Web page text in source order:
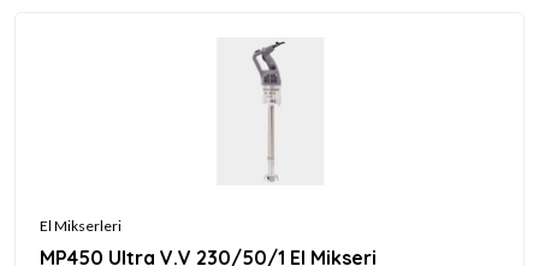
El Mikserleri
MP450 Ultra V.V 230/50/1 El Mikseri